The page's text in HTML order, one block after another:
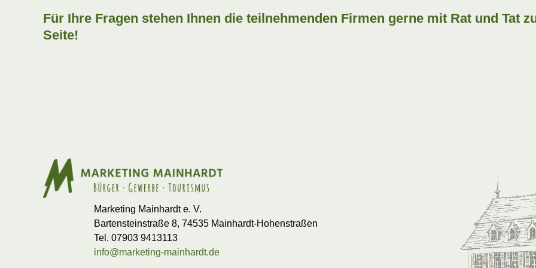
Für Ihre Fragen stehen Ihnen die teilnehmenden Firmen gerne mit Rat und Tat
Seite!
Marketing Mainhardt e. V.
Bartensteinstraße 8, 74535 Mainhardt-Hohenstraßen
Tel. 07903 9413113
info@marketing-mainhardt.de